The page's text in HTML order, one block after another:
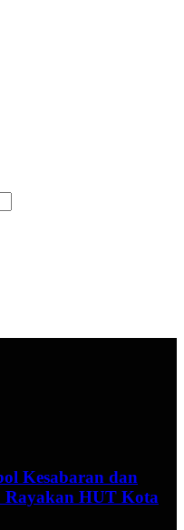
Kesabaran dan
Rayakan HUT Kota